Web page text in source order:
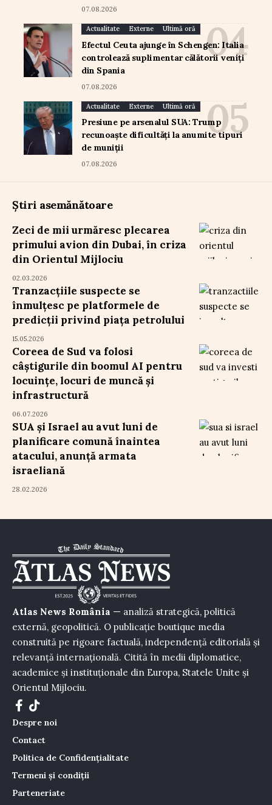
07.08.2026
Actualitate Externe Ultimă oră
Efectul Ceuta ajunge în Schengen: Italia
controlează suplimentar călătorii veniți
din Spania
07.08.2026
Actualitate Externe Ultimă oră
Presiune pe arsenalul SUA: Trump
recunoaște dificultăți la anumite tipuri
de muniții
07.08.2026
Știri asemănătoare
Zeci de mii urmăresc plecarea
primului avion din Dubai, în criza
din Orientul Mijlociu
02.03.2026
Tranzacțiile suspecte se
înmulțesc pe platformele de
predicții privind piața petrolului
15.05.2026
Coreea de Sud va folosi
câștigurile din boomul AI pentru
locuințe, locuri de muncă și
infrastructură
06.07.2026
SUA și Israel au avut luni de
planificare comună înaintea
atacului, anunță armata
israeliană
28.02.2026
Atlas News România — analiză strategică, politică
externă, geopolitică. O publicație boutique media
construită pe rigoare factuală, independență editorială și
relevanță internațională. Citită în medii diplomatice,
academice și instituționale din Europa, Statele Unite și
Orientul Mijlociu.
Despre noi
Contact
Politica de Confidențialitate
Termeni și condiții
Parteneriate